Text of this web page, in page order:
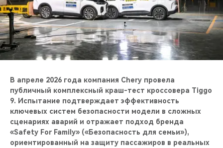
CHERY И СПОРТ
НАШИ МЕРОПРИЯТИЯ
ВИДЕООБЗОРЫ
CHERY ДЛЯ ДЕТЕЙ
В апреле 2026 года компания Chery провела
публичный комплексный краш-тест кроссовера Tiggo
9. Испытание подтверждает эффективность
ключевых систем безопасности модели в сложных
сценариях аварий и отражает подход бренда
«Safety For Family» («Безопасность для семьи»),
ориентированный на защиту пассажиров в реальных